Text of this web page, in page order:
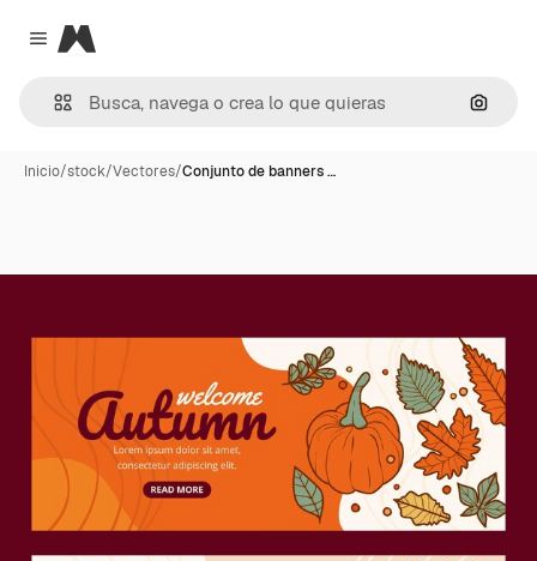
Close menu
Magnific
Inicio/stock/Vectores/Conjunto de banners …